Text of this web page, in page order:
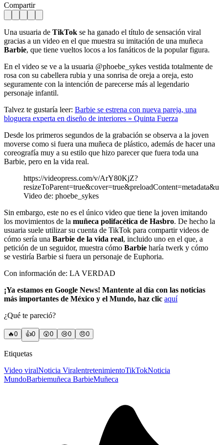
Compartir
Una usuaria de TikTok se ha ganado el título de sensación viral
gracias a un video en el que muestra su imitación de una muñeca
Barbie, que tiene vueltos locos a los fanáticos de la popular figura.
En el video se ve a la usuaria @phoebe_sykes vestida totalmente de
rosa con su cabellera rubia y una sonrisa de oreja a oreja, esto
seguramente con la intención de parecerse más al legendario
personaje infantil.
Talvez te gustaría leer: Barbie se estrena con nueva pareja, una
bloguera experta en diseño de interiores » Quinta Fuerza
Desde los primeros segundos de la grabación se observa a la joven
moverse como si fuera una muñeca de plástico, además de hacer una
coreografía muy a su estilo que hizo parecer que fuera toda una
Barbie, pero en la vida real.
https://videopress.com/v/ArY80KjZ?
Video de: phoebe_sykes
Sin embargo, este no es el único video que tiene la joven imitando
los movimientos de la muñeca polifacética de Hasbro. De hecho la
usuaria suele utilizar su cuenta de TikTok para compartir videos de
cómo sería una Barbie de la vida real, incluido uno en el que, a
petición de un seguidor, muestra cómo Barbie haría twerk y cómo
se vestiría Barbie si fuera un personaje de Euphoria.
Con información de: LA VERDAD
¡Ya estamos en Google News! Mantente al día con las noticias
más importantes de México y el Mundo, haz clic aquí
¿Qué te pareció?
🔥0 👍0 😲0 😢0 😠0
Etiquetas
Video viralNoticia ViralentretenimientoTikTokNoticia
MundoBarbiemuñeca BarbieMuñeca